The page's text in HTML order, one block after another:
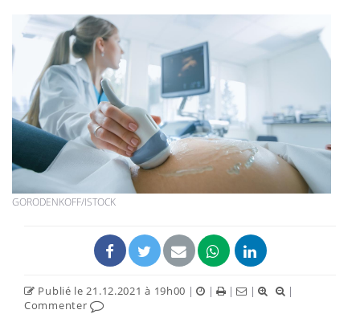
GORODENKOFF/ISTOCK
Publié le 21.12.2021 à 19h00 | | | |
|
Commenter